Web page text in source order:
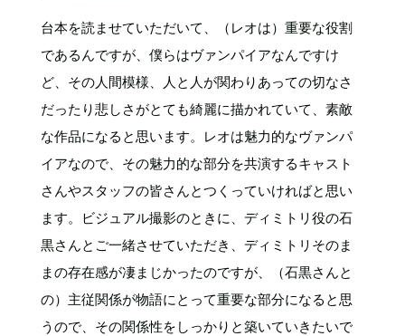
台本を読ませていただいて、（レオは）重要な役割
であるんですが、僕らはヴァンパイアなんですけ
ど、その人間模様、人と人が関わりあっての切なさ
だったり悲しさがとても綺麗に描かれていて、素敵
な作品になると思います。レオは魅力的なヴァンパ
イアなので、その魅力的な部分を共演するキャスト
さんやスタッフの皆さんとつくっていければと思い
ます。ビジュアル撮影のときに、ディミトリ役の石
黒さんとご一緒させていただき、ディミトリそのま
まの存在感が凄まじかったのですが、（石黒さんと
の）主従関係が物語にとって重要な部分になると思
うので、その関係性をしっかりと築いていきたいで